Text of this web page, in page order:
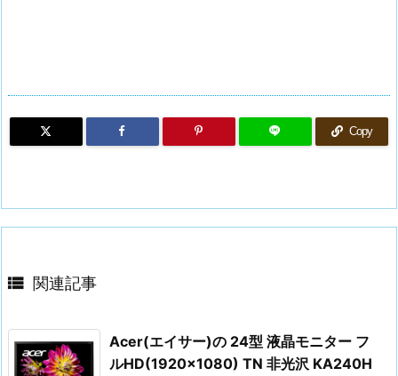
Copy
 関連記事
Acer(エイサー)の 24型 液晶モニター フ
ルHD(1920×1080) TN 非光沢 KA240H